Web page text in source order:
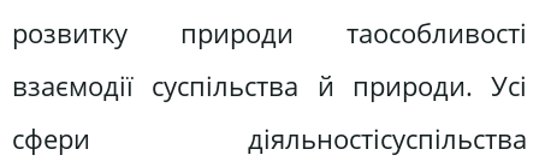
розвитку природи таособливості
взаємодії суспільства й природи. Усі
сфери діяльностісуспільства